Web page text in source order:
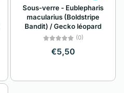
Sous-verre - Eublepharis
macularius (Boldstripe
Bandit) / Gecko léopard
(0)
€5,50